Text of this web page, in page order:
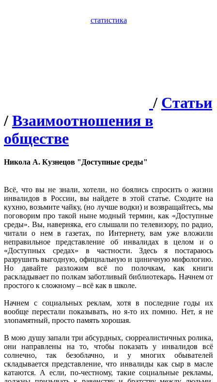
статистика
/ Статьи
/ Взаимоотношения в
обществе
Никола А. Кузнецов "Доступные среды"
Всё, что вы не знали, хотели, но боялись спросить о жизни
инвалидов в России, вы найдете в этой статье. Сходите на
кухню, возьмите чайку, (но лучше водки) и возвращайтесь, мы
поговорим про такой ныне модный термин, как «Доступные
среды». Вы, наверняка, его слышали по телевизору, по радио,
читали о нем в газетах, по Интернету, вам уже вложили
неправильное представление об инвалидах в целом и о
«Доступных средах» в частности. Здесь я постараюсь
разрушить выгодную, официальную и циничную мифологию.
Но давайте разложим всё по полочкам, как книги
раскладывает по полкам заботливый библиотекарь. Начнем от
простого к сложному – всё как в школе.
Начнем с социальных реклам, хотя в последние годы их
вообще перестали показывать, но я-то их помню. Нет, я не
злопамятный, просто память хорошая.
В мою душу запали три абсурдных, сюрреалистичных ролика,
они направлены на то, чтобы показать у инвалидов всё
солнечно, так безоблачно, и у многих обывателей
складывается представление, что инвалиды как сыр в масле
катаются. А если, по-честному, такие социальные рекламы,